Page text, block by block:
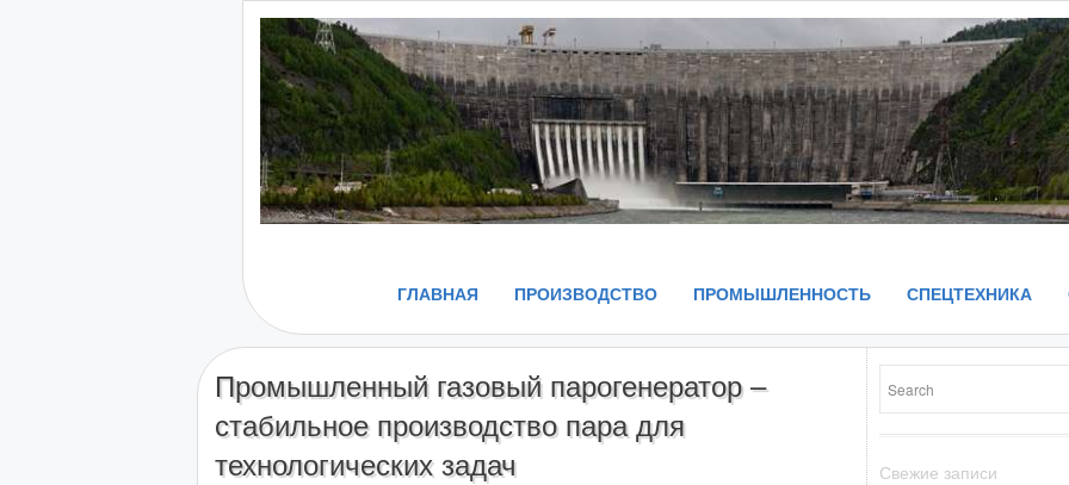
ГЛАВНАЯ ПРОИЗВОДСТВО ПРОМЫШЛЕННОСТЬ СПЕЦТЕХНИКА
Промышленный газовый парогенератор –
стабильное производство пара для
технологических задач
Свежие записи